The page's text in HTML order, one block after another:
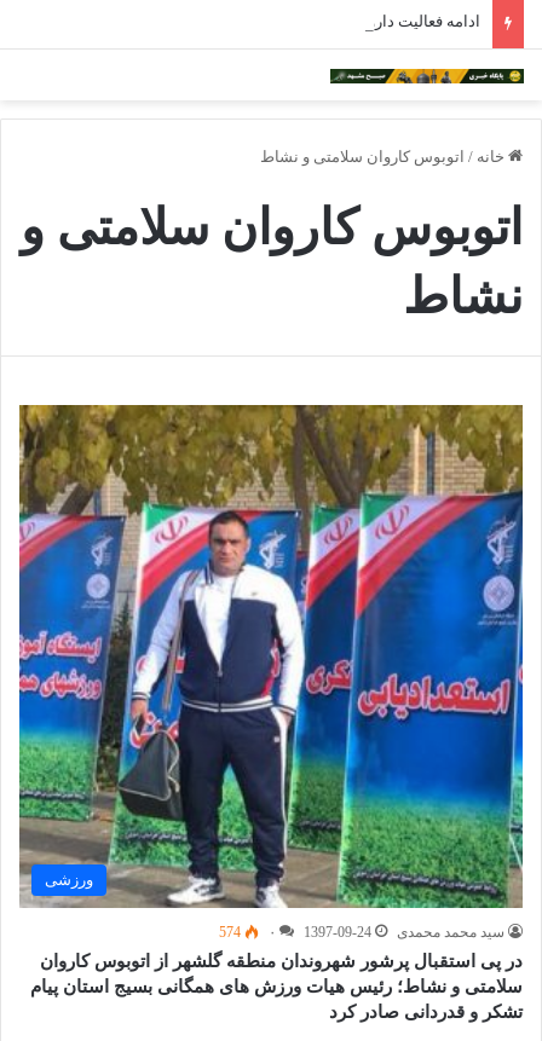
خانه / اتوبوس کاروان سلامتی و نشاط
اتوبوس کاروان سلامتی و
نشاط
ورزشی
سید محمد محمدی 1397-09-24 ۰ 574
در پی استقبال پرشور شهروندان منطقه گلشهر از اتوبوس کاروان
سلامتی و نشاط؛ رئیس هیات ورزش های همگانی بسیج استان پیام
تشکر و قدردانی صادر کرد